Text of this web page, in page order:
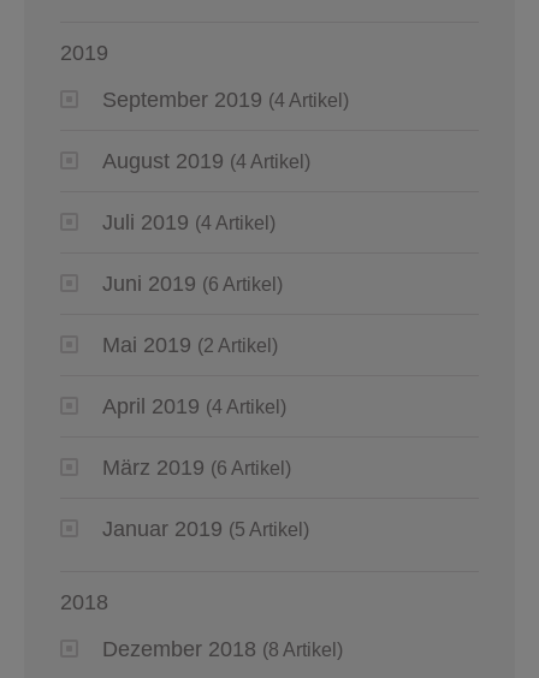
2019
September 2019 (4 Artikel)
August 2019 (4 Artikel)
Juli 2019 (4 Artikel)
Juni 2019 (6 Artikel)
Mai 2019 (2 Artikel)
April 2019 (4 Artikel)
März 2019 (6 Artikel)
Januar 2019 (5 Artikel)
2018
Dezember 2018 (8 Artikel)